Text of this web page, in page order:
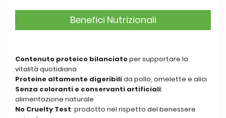
Benefici Nutrizionali
Contenuto proteico bilanciatoper supportare la
vitalità quotidiana
Proteine altamente digeribilida pollo, omelette e alici
Senza coloranti e conservanti artificiali:
alimentazione naturale
No Cruelty Test: prodotto nel rispetto del benessere